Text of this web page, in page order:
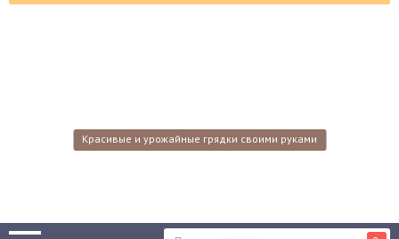
Красивые и урожайные грядки своими руками